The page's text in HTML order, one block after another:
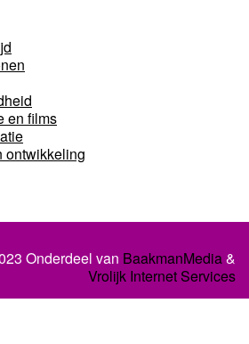
en films
ontwikkeling
Onderdeel van BaakmanMedia&
Vrolijk Internet Services